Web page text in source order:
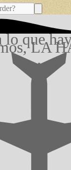
lo que
LA